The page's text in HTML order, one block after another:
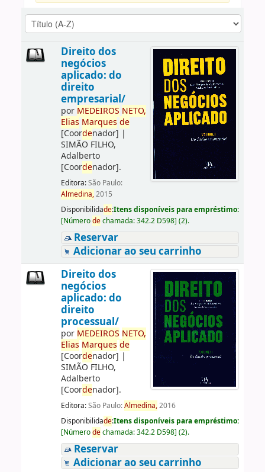
Direito dos
negócios
aplicado: do
direito
empresarial/
por MEDEIROS NETO,
Elias Marques de
[Coordenador] |
SIMÃO FILHO,
Adalberto
[Coordenador].
Editora:São Paulo:
Almedina,2015
Disponibilidade:Itens disponíveis para empréstimo:
[Númerodechamada:342.2 D598] (2).
Reservar
Adicionar ao seu carrinho
Direito dos
negócios
aplicado: do
direito
processual/
por MEDEIROS NETO,
Elias Marques de
[Coordenador] |
SIMÃO FILHO,
Adalberto
[Coordenador].
Editora:São Paulo:Almedina,2016
Disponibilidade:Itens disponíveis para empréstimo:
[Númerodechamada:342.2 D598] (2).
Reservar
Adicionar ao seu carrinho